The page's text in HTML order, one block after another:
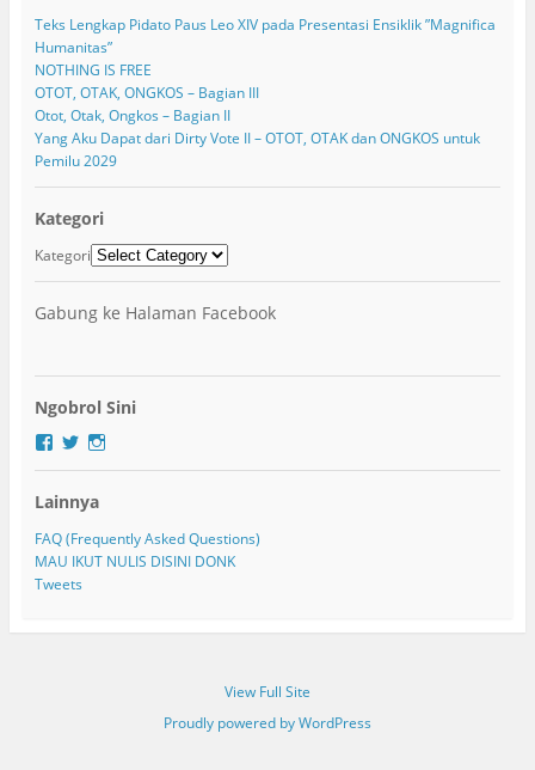
Teks Lengkap Pidato Paus Leo XIV pada Presentasi Ensiklik ”Magnifica
Humanitas”
NOTHING IS FREE
OTOT, OTAK, ONGKOS – Bagian III
Otot, Otak, Ongkos – Bagian II
Yang Aku Dapat dari Dirty Vote II – OTOT, OTAK dan ONGKOS untuk
Pemilu 2029
Kategori
Kategori
Gabung ke Halaman Facebook
Ngobrol Sini
F
e
o
o
T
t
e
r
g
r
Lainnya
FAQ (Frequently Asked Questions)
MAU IKUT NULIS DISINI DONK
Tweets
View Full Site
Proudly powered by WordPress